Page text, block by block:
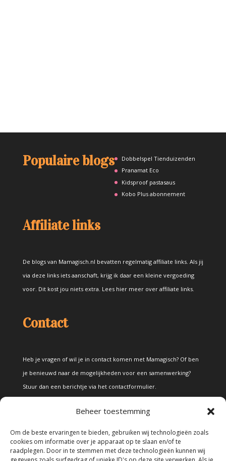
Beheer toestemming
Om de beste ervaringen te bieden, gebruiken wij technologieën zoals
cookies om informatie over je apparaat op te slaan en/of te
raadplegen. Door in te stemmen met deze technologieën kunnen wij
Populaire blogs
Dobbelspel Tienduizenden
Pranamat Eco
Kidsproof pastasaus
Kobo Plus abonnement
Affiliate links
De blogs van Mamagisch.nl bevatten regelmatig affiliate links. Als jij
via deze links iets aanschaft, krijg ik daar een kleine vergoeding
voor. Dit kost jou niets extra. Lees hier meer over affiliate links.
Contact
Heb je vragen of wil je in contact komen met Mamagisch? Of ben
je benieuwd naar de mogelijkheden voor een samenwerking?
Stuur dan een berichtje via het contactformulier.
Alle teksten en foto's op deze site zijn eigendom van Mamagisch.